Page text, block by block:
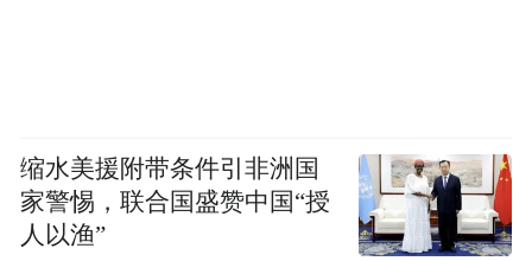
缩水美援附带条件引非洲国
家警惕，联合国盛赞中国“授
人以渔”